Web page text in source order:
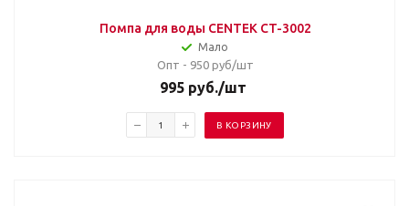
Помпа для воды CENTEK CT-3002
Мало
Опт - 950 руб/шт
995 руб./шт
В КОРЗИНУ